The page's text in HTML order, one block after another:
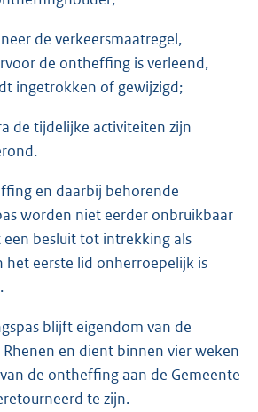
de verkeersmaatregel,
de ontheffing is verleend,
ingetrokken of gewijzigd;
de tijdelijke activiteiten zijn
en daarbij behorende
worden niet eerder onbruikbaar
een besluit tot intrekking als
het eerste lid onherroepelijk is
blijft eigendom van de
en dient binnen vier weken
de ontheffing aan de Gemeente
te zijn.